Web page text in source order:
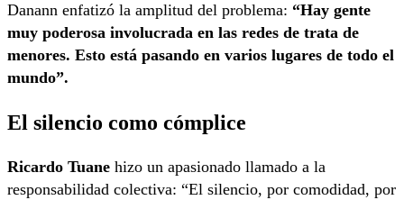
Danann enfatizó la amplitud del problema: “Hay gente
muy poderosa involucrada en las redes de trata de
menores. Esto está pasando en varios lugares de todo el
mundo”.
El silencio como cómplice
Ricardo Tuane hizo un apasionado llamado a la
responsabilidad colectiva: “El silencio, por comodidad, por